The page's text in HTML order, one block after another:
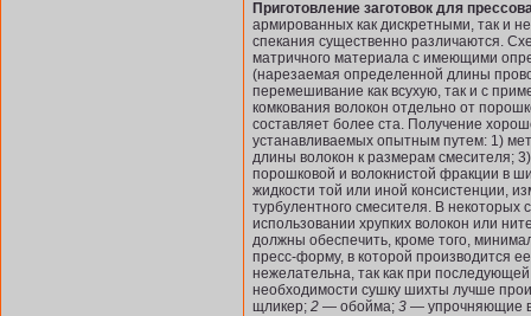
Приготовление заготовок для
армированных как дискретными, так и
спекания существенно различаются.
матричного материала с име­ющими
(нарезаемая определенной длины
перемешивание как всу­хую, так и с
комкования волокон отдельно от
составляет более ста. Получение
устанавливаемых опытным путем: 1)
длины волокон к размерам смесителя;
порошковой и волокнистой фракции в
жидкости той или иной конси­стенции,
турбулентного смесителя. В
использовании хрупких волокон или
должны обеспечить, кроме того,
пресс-форму, в которой производится
нежелательна, так как при
необходимости сушку шихты лучше
щликер; 2 — обойма; 3 — упрочняющие